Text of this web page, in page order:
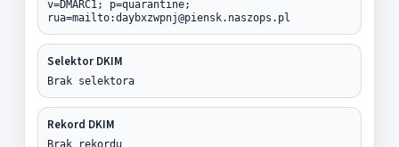
v=DMARC1; p=quarantine;
rua=mailto:daybxzwpnj@piensk.naszops.pl
Selektor DKIM
Brak selektora
Rekord DKIM
Brak rekordu